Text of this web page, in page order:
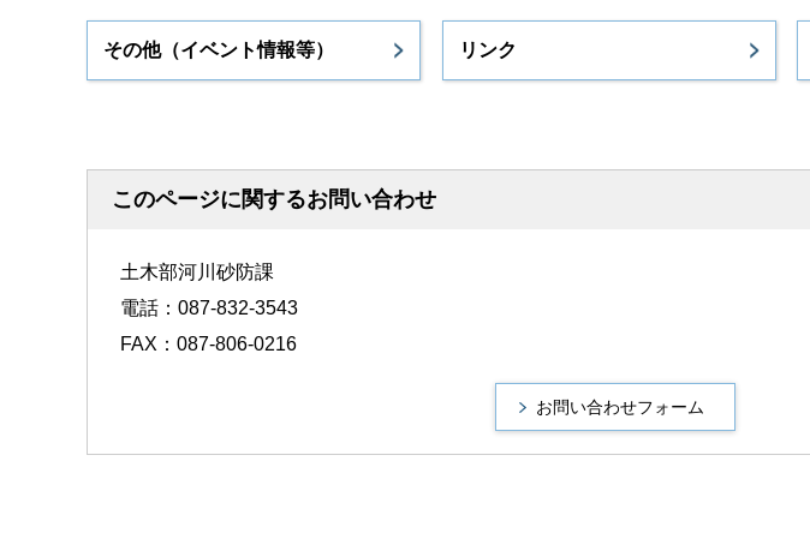
その他（イベント情報等） リンク
このページに関するお問い合わせ
土木部河川砂防課
電話：087-832-3543
FAX：087-806-0216